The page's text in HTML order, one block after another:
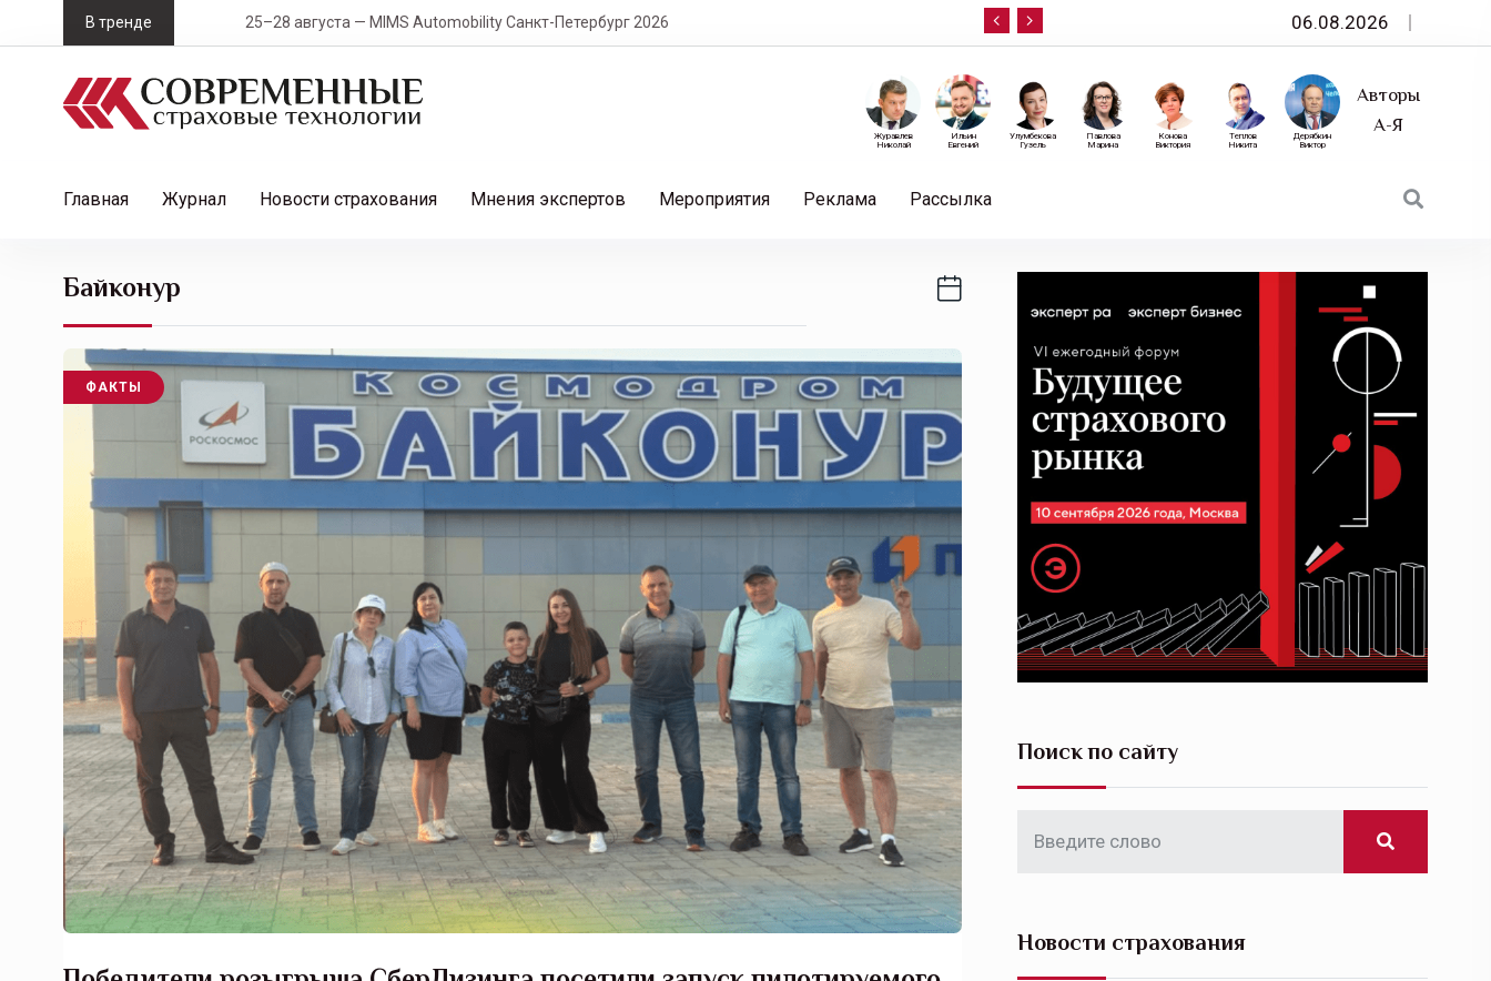
k
В тренде 25–28 августа — MIMS Automobility Санкт-Петербург 2026 10 сентября — «Эксперт РА» приглашает на
06.08.2026
Авторы
А-Я
Дерябкин
Виктор
Теплов
Никита
Конова
Виктория
Павлова
Марина
Улумбекова
Гузель
Ильин
Евгений
Журавлев
Николай
Главная Журнал Новости страхования Мнения экспертов Мероприятия Реклама Рассылка
Байконур
ФАКТЫ
Поиск по сайту
Новости страхования